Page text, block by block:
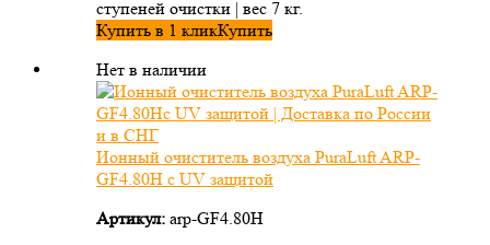
ступеней очистки | вес 7 кг.
Купить в 1 кликКупить
Нет в наличии
Ионный очиститель воздуха PuraLuft ARP-
GF4.80H с UV защитой
Артикул: arp-GF4.80H